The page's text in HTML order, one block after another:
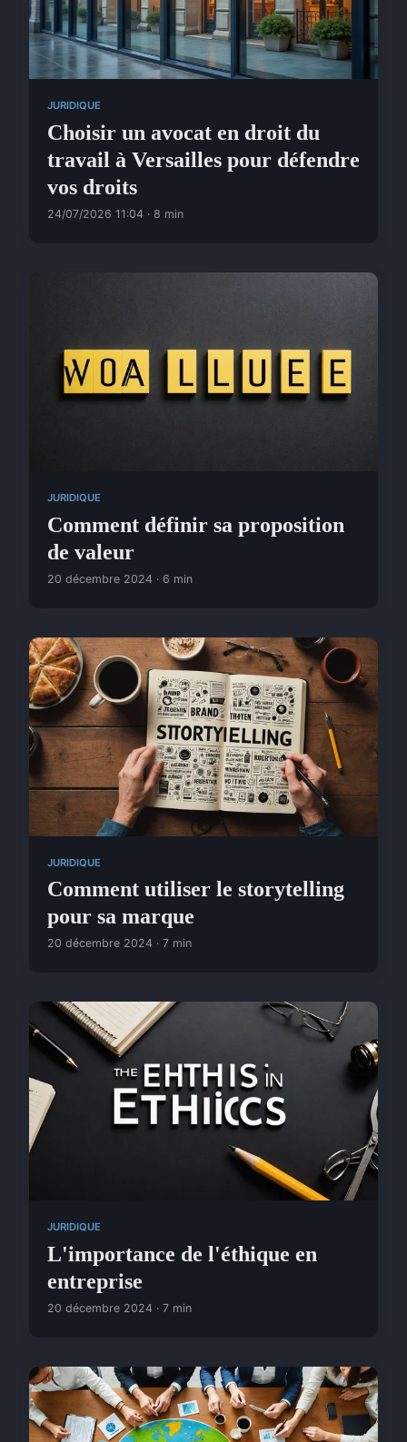
JURIDIQUE
Choisir un avocat en droit du
travail à Versailles pour défendre
vos droits
24/07/2026 11:04 · 8 min
JURIDIQUE
Comment définir sa proposition
de valeur
20 décembre 2024 · 6 min
JURIDIQUE
Comment utiliser le storytelling
pour sa marque
20 décembre 2024 · 7 min
JURIDIQUE
L'importance de l'éthique en
entreprise
20 décembre 2024 · 7 min